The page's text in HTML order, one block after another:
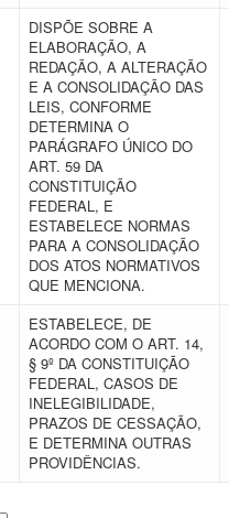
DISPÕE SOBRE A
ELABORAÇÃO, A
REDAÇÃO, A ALTERAÇÃO
E A CONSOLIDAÇÃO DAS
LEIS, CONFORME
DETERMINA O
PARÁGRAFO ÚNICO DO
ART. 59 DA
CONSTITUIÇÃO
FEDERAL, E
ESTABELECE NORMAS
PARA A CONSOLIDAÇÃO
DOS ATOS NORMATIVOS
QUE MENCIONA.
ESTABELECE, DE
ACORDO COM O ART. 14,
§ 9º DA CONSTITUIÇÃO
FEDERAL, CASOS DE
INELEGIBILIDADE,
PRAZOS DE CESSAÇÃO,
E DETERMINA OUTRAS
PROVIDÊNCIAS.